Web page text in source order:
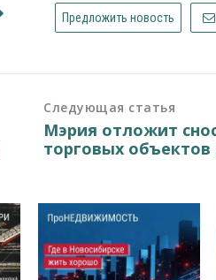
Предложить новость
Следующая статья
Мэрия отложит
торговых объектов